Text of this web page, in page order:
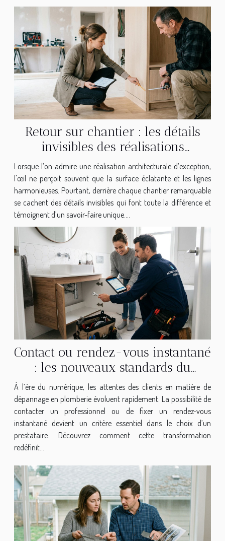
Retour sur chantier : les détails
invisibles des réalisations
d’exception
Lorsque l’on admire une réalisation architecturale d’exception,
l'œil ne perçoit souvent que la surface éclatante et les lignes
harmonieuses. Pourtant, derrière chaque chantier remarquable
se cachent des détails invisibles qui font toute la différence et
témoignent d’un savoir-faire unique....
Contact ou rendez-vous instantané
: les nouveaux standards du
dépannage en plomberie
À l’ère du numérique, les attentes des clients en matière de
dépannage en plomberie évoluent rapidement. La possibilité de
contacter un professionnel ou de fixer un rendez-vous
instantané devient un critère essentiel dans le choix d’un
prestataire. Découvrez comment cette transformation
redéfinit...